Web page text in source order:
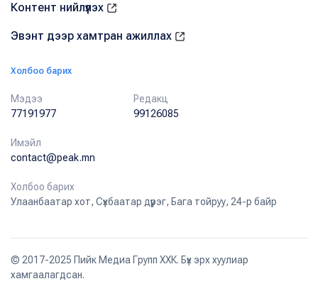
Контент нийлүүлэх
Эвэнт дээр хамтран ажиллах
Холбоо барих
Мэдээ
77191977
Редакц
99126085
Имэйл
contact@peak.mn
Холбоо барих
Улаанбаатар хот, Сүхбаатар дүүрэг, Бага тойруу, 24-р байр
© 2017-2025 Пийк Медиа Групп ХХК. Бүх эрх хуулиар
хамгаалагдсан.